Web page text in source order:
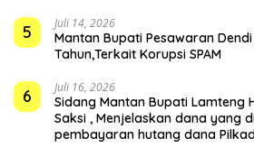
5 Juli 14, 2026
Mantan Bupati Pesawaran
Tahun,Terkait Korupsi SPAM
6 Juli 16, 2026
Sidang Mantan Bupati Lamteng
Saksi , Menjelaskan dana yang
pembayaran hutang dana